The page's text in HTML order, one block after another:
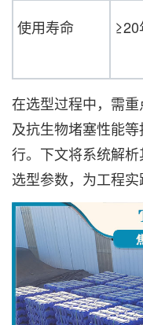
使用寿命
在选型过程中，需
及抗生物堵塞性能
行。下文将系统解
选型参数，为工程实